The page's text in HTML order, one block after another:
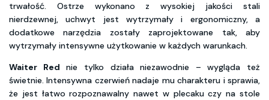
trwałość. Ostrze wykonano z wysokiej jakości stali
nierdzewnej, uchwyt jest wytrzymały i ergonomiczny, a
dodatkowe narzędzia zostały zaprojektowane tak, aby
wytrzymały intensywne użytkowanie w każdych warunkach.
Waiter Red nie tylko działa niezawodnie – wygląda też
świetnie. Intensywna czerwień nadaje mu charakteru i sprawia,
że jest łatwo rozpoznawalny nawet w plecaku czy na stole